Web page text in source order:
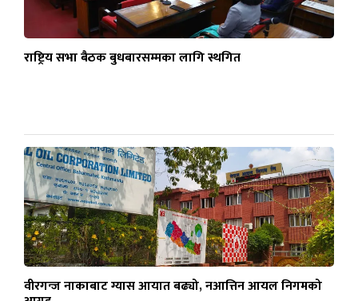
राष्ट्रिय सभा बैठक बुधबारसम्मका लागि स्थगित
वीरगन्ज नाकाबाट ग्यास आयात बढ्यो, नआत्तिन आयल निगमको